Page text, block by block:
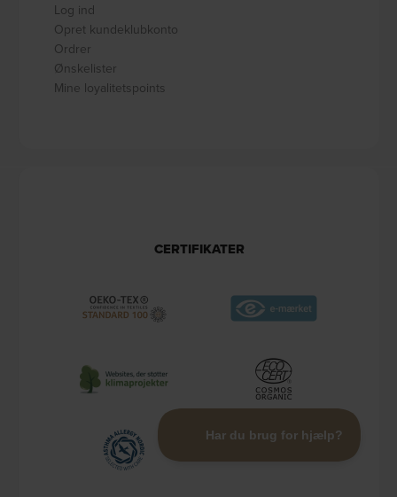
Log ind
Opret kundeklubkonto
Ordrer
Ønskelister
Mine loyalitetspoints
CERTIFIKATER